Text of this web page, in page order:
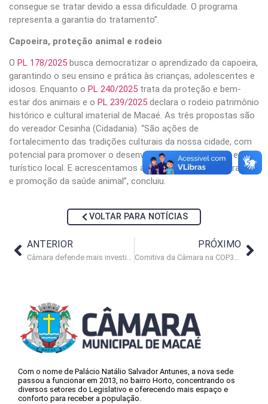
consegue se tratar devido a essa dificuldade. O programa
representa a garantia do tratamento”.
Capoeira, proteção animal e rodeio
O PL 178/2025 busca democratizar o aprendizado da capoeira,
garantindo o seu ensino e prática às crianças, adolescentes e
idosos. Enquanto o PL 240/2025 trata da proteção e bem-
estar dos animais e o PL 239/2025 declara o rodeio patrimônio
histórico e cultural imaterial de Macaé. As três propostas são
do vereador Cesinha (Cidadania). “São ações de
fortalecimento das tradições culturais da nossa cidade, com
potencial para promover o desenvolvimento econômico e
turístico local. E acrescentamos a prevenção de maus-tratos
e promoção da saúde animal”, concluiu.
VOLTAR PARA NOTÍCIAS
ANTERIOR
Câmara defende mais investimentos em inclusão e assistência social
PRÓXIMO
Comitiva da Câmara na COP30 relata soluções aplicáveis em Macaé
Com o nome de Palácio Natálio Salvador Antunes, a nova sede
passou a funcionar em 2013, no bairro Horto, concentrando os
diversos setores do Legislativo e oferecendo mais espaço e
conforto para receber a população.